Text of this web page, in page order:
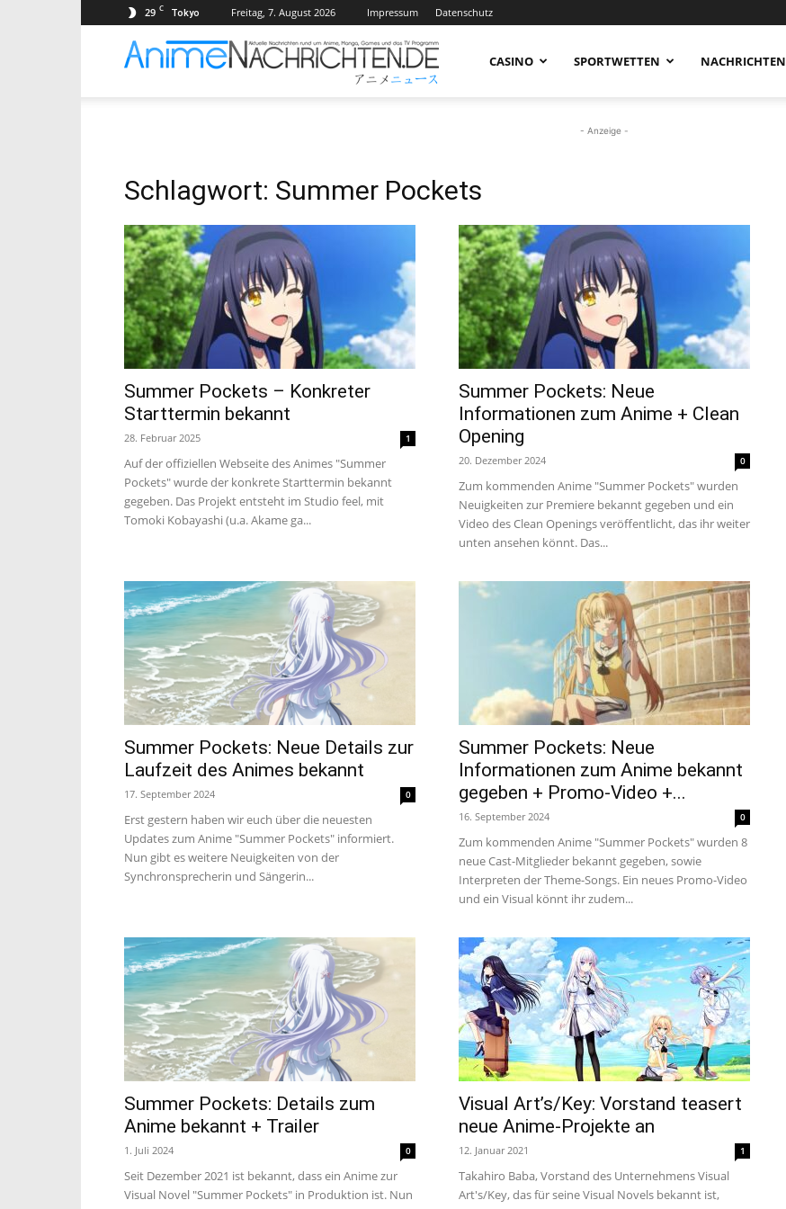
29 C Tokyo Freitag, 7. August 2026 Impressum Datenschutz
AnimeNachrichten
Aktuelle
News
rund
Anime,
Games
CASINO SPORTWETTEN NACHRICHTEN
- Anzeige -
Schlagwort: Summer Pockets
Summer Pockets – Konkreter
Starttermin bekannt
28. Februar 2025 1
Auf der offiziellen Webseite des Animes "Summer
Pockets" wurde der konkrete Starttermin bekannt
gegeben. Das Projekt entsteht im Studio feel, mit
Tomoki Kobayashi (u.a. Akame ga...
Summer Pockets: Neue
Informationen zum Anime + Clean
Opening
20. Dezember 2024 0
Zum kommenden Anime "Summer Pockets" wurden
Neuigkeiten zur Premiere bekannt gegeben und ein
Video des Clean Openings veröffentlicht, das ihr weiter
unten ansehen könnt. Das...
Summer Pockets: Neue Details zur
Laufzeit des Animes bekannt
17. September 2024 0
Erst gestern haben wir euch über die neuesten
Updates zum Anime "Summer Pockets" informiert.
Nun gibt es weitere Neuigkeiten von der
Synchronsprecherin und Sängerin...
Summer Pockets: Neue
Informationen zum Anime bekannt
gegeben + Promo-Video +...
16. September 2024 0
Zum kommenden Anime "Summer Pockets" wurden 8
neue Cast-Mitglieder bekannt gegeben, sowie
Interpreten der Theme-Songs. Ein neues Promo-Video
und ein Visual könnt ihr zudem...
Summer Pockets: Details zum
Anime bekannt + Trailer
1. Juli 2024 0
Seit Dezember 2021 ist bekannt, dass ein Anime zur
Visual Novel "Summer Pockets" in Produktion ist. Nun
Visual Art’s/Key: Vorstand teasert
neue Anime-Projekte an
12. Januar 2021 1
Takahiro Baba, Vorstand des Unternehmens Visual
Art's/Key, das für seine Visual Novels bekannt ist,